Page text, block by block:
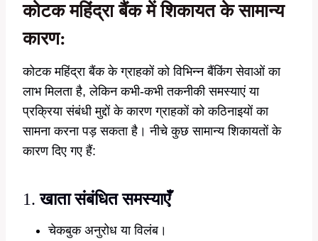
कोटक महिंद्रा बैंक में शिकायत के सामान्य
कारण:
कोटक महिंद्रा बैंक के ग्राहकों को विभिन्न बैंकिंग सेवाओं का
लाभ मिलता है, लेकिन कभी-कभी तकनीकी समस्याएं या
प्रक्रिया संबंधी मुद्दों के कारण ग्राहकों को कठिनाइयों का
सामना करना पड़ सकता है। नीचे कुछ सामान्य शिकायतों के
कारण दिए गए हैं:
1.खाता संबंधित समस्याएँ
चेकबुक अनुरोध या विलंब।